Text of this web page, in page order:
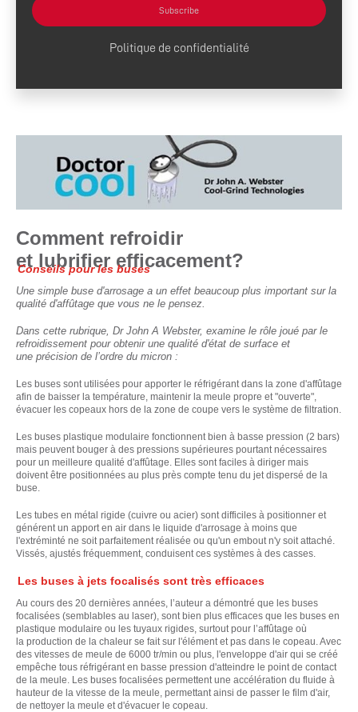
Subscribe
Politique de confidentialité
Comment refroidir
et lubrifier efficacement?
Conseils pour les buses
Une simple buse d'arrosage a un effet beaucoup plus important sur la
qualité d'affûtage que vous ne le pensez.
Dans cette rubrique, Dr John A Webster, examine le rôle joué par le
refroidissement pour obtenir une qualité d'état de surface et
une précision de l’ordre du micron :
Les buses sont utilisées pour apporter le réfrigérant dans la zone d'affûtage
afin de baisser la température, maintenir la meule propre et "ouverte",
évacuer les copeaux hors de la zone de coupe vers le système de filtration.
Les buses plastique modulaire fonctionnent bien à basse pression (2 bars)
mais peuvent bouger à des pressions supérieures pourtant nécessaires
pour un meilleure qualité d'affûtage. Elles sont faciles à diriger mais
doivent être positionnées au plus près compte tenu du jet dispersé de la
buse.
Les tubes en métal rigide (cuivre ou acier) sont difficiles à positionner et
générent un apport en air dans le liquide d'arrosage à moins que
l'extréminté ne soit parfaitement réalisée ou qu'un embout n'y soit attaché.
Vissés, ajustés fréquemment, conduisent ces systèmes à des casses.
Les buses à jets focalisés sont très efficaces
Au cours des 20 dernières années, l’auteur a démontré que les buses
focalisées (semblables au laser), sont bien plus efficaces que les buses en
plastique modulaire ou les tuyaux rigides, surtout pour l’affûtage où
la production de la chaleur se fait sur l'élément et pas dans le copeau. Avec
des vitesses de meule de 6000 tr/min ou plus, l'enveloppe d'air qui se créé
empêche tous réfrigérant en basse pression d'atteindre le point de contact
de la meule. Les buses focalisées permettent une accélération du fluide à
hauteur de la vitesse de la meule, permettant ainsi de passer le film d'air,
de nettoyer la meule et d'évacuer le copeau.